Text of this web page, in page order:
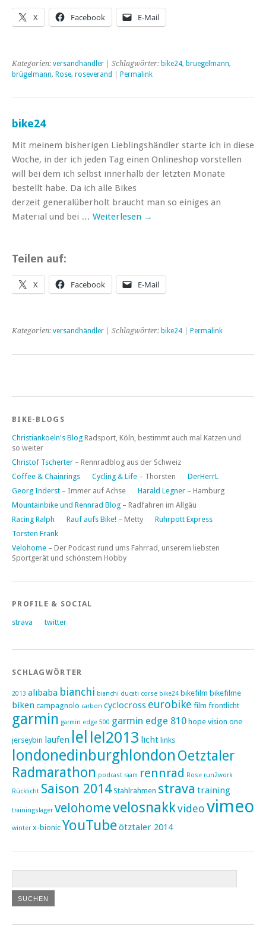
X Facebook E-Mail
Kategorien: versandhändler | Schlagwörter: bike24, bruegelmann,
brügelmann, Rose, roseverand Permalink
bike24
Mit meinem bisherigen Lieblingshändler starte ich in diese
Woche, in der ich jeden Tag einen Onlineshop vorstellen
will bei dem ich selbst innerhalb der letzten Monate
bestellt habe. Da ich alle Bikes
derzeit generalüberholt braucht man so einiges an
Material und bei … Weiterlesen →
Teilen auf:
X Facebook E-Mail
Kategorien: versandhändler | Schlagwörter: bike24 Permalink
BIKE-BLOGS
Christiankoeln's Blog Radsport, Köln, bestimmt auch mal Katzen und
so weiter
Christof Tscherter – Rennradblog aus der Schweiz
Coffee & Chainrings
Cycling & Life – Thorsten
DerHerrL
Georg Inderst – Immer auf Achse Harald Legner – Hamburg
Mountainbike und Rennrad Blog – Radfahren im Allgäu
Racing Ralph
Rauf aufs Bike! – Metty
Ruhrpott Express
Torsten Frank
Velohome – Der Podcast rund ums Fahrrad, unserem liebsten
Sportgerät und schönstem Hobby
PROFILE & SOCIAL
strava twitter
SCHLAGWÖRTER
2013 alibaba bianchi bianchi ducati corse bike24 bikefilm bikefilme
biken campagnolo carbon cyclocross eurobike film frontlicht
garmin garmin edge 500 garmin edge 810 hope vision one
jerseybin laufen lel lel2013 licht links
londonedinburghlondon Oetztaler
Radmarathon podcast raam rennrad Rose run2work
Rücklicht Saison 2014 Stahlrahmen strava training
trainingslager velohomevelosnakkvideovimeo
winter x-bionic YouTubeötztaler 2014